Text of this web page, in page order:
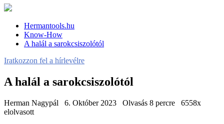
Hermantools.hu
Know-How
A halál a sarokcsiszolótól
Iratkozzon fel a hírlevélre
A halál a sarokcsiszolótól
Herman Nagypál 6. Október 2023 Olvasás 8 percre
6558x
elolvasott